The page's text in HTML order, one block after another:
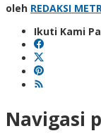
oleh REDAKSI
Ikuti Kami
Navigasi